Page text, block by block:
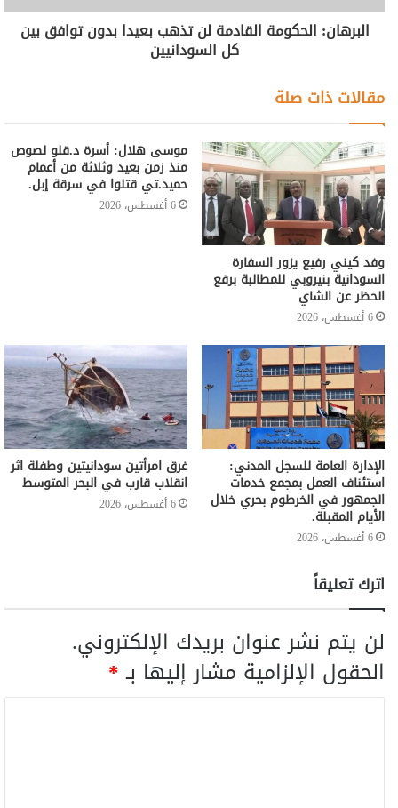
البرهان: الحكومة القادمة لن تذهب بعيدا بدون توافق بين
كل السودانيين
مقالات ذات صلة
وفد كيني رفيع يزور السفارة
السودانية بنيروبي للمطالبة برفع
الحظر عن الشاي
6 أغسطس، 2026
موسى هلال: أسرة د.قلو لصوص
منذ زمن بعيد وثلاثة من أعمام
حميد.تي قتلوا في سرقة إبل.
6 أغسطس، 2026
الإدارة العامة للسجل المدني:
استئناف العمل بمجمع خدمات
الجمهور في الخرطوم بحري خلال
الأيام المقبلة.
6 أغسطس، 2026
غرق امرأتين سودانيتين وطفلة اثر
انقلاب قارب في البحر المتوسط
6 أغسطس، 2026
اترك تعليقاً
لن يتم نشر عنوان بريدك الإلكتروني.
الحقول الإلزامية مشار إليها بـ*